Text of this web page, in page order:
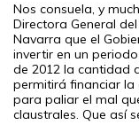
Nos consuela, y
Directora General
Navarra que el
invertir en un
de 2012 la cantidad
permitirá financiar la
para paliar el mal
claustrales. Que así